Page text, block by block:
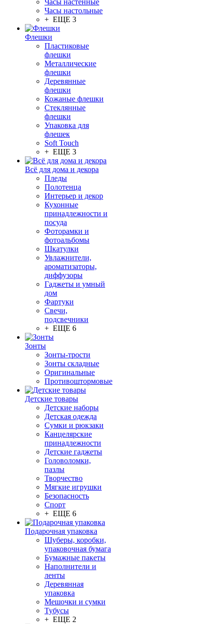
Часы настенные
Часы настольные
+ ЕЩЕ 3
Флешки
Пластиковые
флешки
Металлические
флешки
Деревянные
флешки
Кожаные флешки
Стеклянные
флешки
Упаковка для
флешек
Soft Touch
+ ЕЩЕ 3
Всё для дома и декора
Пледы
Полотенца
Интерьер и декор
Кухонные
принадлежности и
посуда
Фоторамки и
фотоальбомы
Шкатулки
Увлажнители,
ароматизаторы,
диффузоры
Гаджеты и умный
дом
Фартуки
Свечи,
подсвечники
+ ЕЩЕ 6
Зонты
Зонты-трости
Зонты складные
Оригинальные
Противоштормовые
Детские товары
Детские наборы
Детская одежда
Сумки и рюкзаки
Канцелярские
принадлежности
Детские гаджеты
Головоломки,
пазлы
Творчество
Мягкие игрушки
Безопасность
Спорт
+ ЕЩЕ 6
Подарочная упаковка
Шуберы, коробки,
упаковочная бумага
Бумажные пакеты
Наполнители и
ленты
Деревянная
упаковка
Мешочки и сумки
Тубусы
+ ЕЩЕ 2